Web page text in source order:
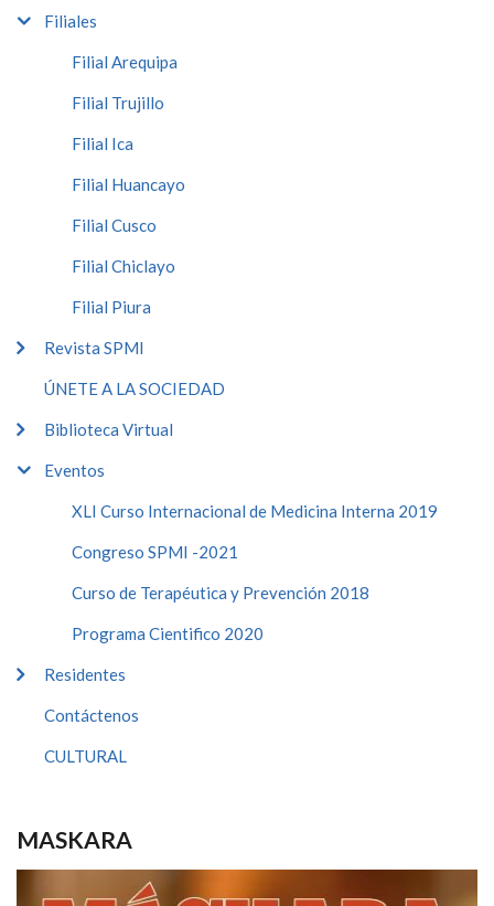
Filiales
Filial Arequipa
Filial Trujillo
Filial Ica
Filial Huancayo
Filial Cusco
Filial Chiclayo
Filial Piura
Revista SPMI
ÚNETE A LA SOCIEDAD
Biblioteca Virtual
Eventos
XLI Curso Internacional de Medicina Interna 2019
Congreso SPMI -2021
Curso de Terapéutica y Prevención 2018
Programa Cientifico 2020
Residentes
Contáctenos
CULTURAL
MASKARA